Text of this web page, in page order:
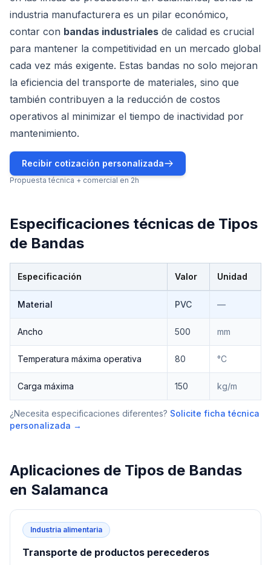
industria manufacturera es un pilar económico,
contar con bandas industriales de calidad es crucial
para mantener la competitividad en un mercado global
cada vez más exigente. Estas bandas no solo mejoran
la eficiencia del transporte de materiales, sino que
también contribuyen a la reducción de costos
operativos al minimizar el tiempo de inactividad por
mantenimiento.
Recibir cotización personalizada
Propuesta técnica + comercial en 2h
Especificaciones técnicas de Tipos
de Bandas
Especificación Valor Unidad
Material PVC —
Ancho 500 mm
Temperatura máxima operativa 80 °C
Carga máxima 150 kg/m
¿Necesita especificaciones diferentes? Solicite ficha técnica
personalizada →
Aplicaciones de Tipos de Bandas
en Salamanca
Industria alimentaria
Transporte de productos perecederos